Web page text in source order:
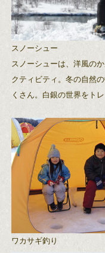
スノーシュー
スノーシューは、洋風の
クティビティ。冬の自然
くさん。白銀の世界をト
ワカサギ釣り